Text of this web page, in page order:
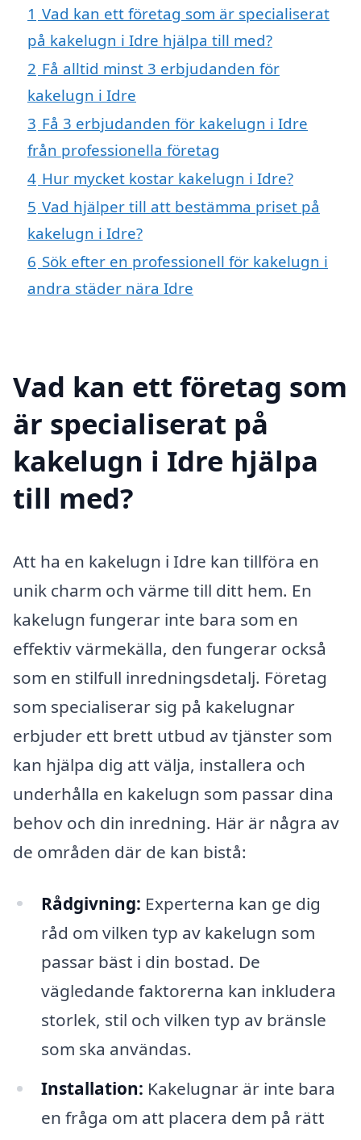
1 Vad kan ett företag som är specialiserat
på kakelugn i Idre hjälpa till med?
2 Få alltid minst 3 erbjudanden för
kakelugn i Idre
3 Få 3 erbjudanden för kakelugn i Idre
från professionella företag
4 Hur mycket kostar kakelugn i Idre?
5 Vad hjälper till att bestämma priset på
kakelugn i Idre?
6 Sök efter en professionell för kakelugn i
andra städer nära Idre
Vad kan ett företag som
är specialiserat på
kakelugn i Idre hjälpa
till med?
Att ha en kakelugn i Idre kan tillföra en
unik charm och värme till ditt hem. En
kakelugn fungerar inte bara som en
effektiv värmekälla, den fungerar också
som en stilfull inredningsdetalj. Företag
som specialiserar sig på kakelugnar
erbjuder ett brett utbud av tjänster som
kan hjälpa dig att välja, installera och
underhålla en kakelugn som passar dina
behov och din inredning. Här är några av
de områden där de kan bistå:
Rådgivning: Experterna kan ge dig
råd om vilken typ av kakelugn som
passar bäst i din bostad. De
vägledande faktorerna kan inkludera
storlek, stil och vilken typ av bränsle
som ska användas.
Installation: Kakelugnar är inte bara
en fråga om att placera dem på rätt